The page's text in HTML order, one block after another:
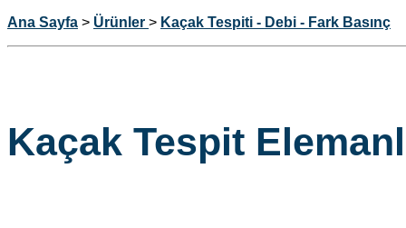
Ana Sayfa > Ürünler > Kaçak Tespiti - Debi - Fark Basınç
Kaçak Tespit